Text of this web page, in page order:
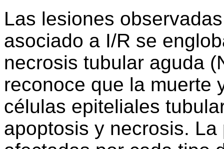
Las lesiones
asociado a I/R se
necrosis tubular aguda
reconoce que la muerte
células epiteliales
apoptosis y necrosis.